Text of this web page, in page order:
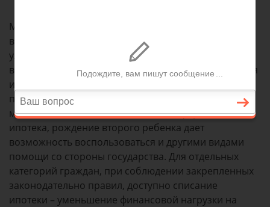
Многие семьи используют материнский капитал,
выдаваемый при рождении второго ребенка, для
улучшения жилищных условий. При этом
востребованным вариантом продолжает оставаться
ипотечное кредитование. Часть задолженности
перед банком семья может погасить в счет
маткапитала. Однако, если семьей оформляется
ипотека, рождение второго ребенка дает
возможность воспользоваться и другими видами
помощи со стороны государства. Для отдельных
категорий граждан, при соблюдении закрепленных
законодательно правил, доступно списание
ипотеки – уменьшение финансовой нагрузки на